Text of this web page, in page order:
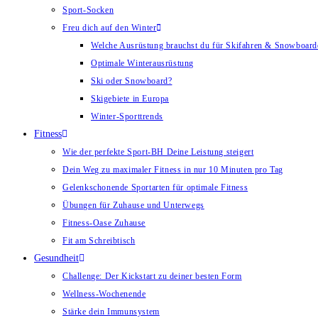
Sport-Socken
Freu dich auf den Winter
Welche Ausrüstung brauchst du für Skifahren &
Optimale Winterausrüstung
Ski oder Snowboard?
Skigebiete in Europa
Winter-Sporttrends
Fitness
Wie der perfekte Sport-BH Deine Leistung steigert
Dein Weg zu maximaler Fitness in nur 10 Minuten pro Tag
Gelenkschonende Sportarten für optimale Fitness
Übungen für Zuhause und Unterwegs
Fitness-Oase Zuhause
Fit am Schreibtisch
Gesundheit
Challenge: Der Kickstart zu deiner besten Form
Wellness-Wochenende
Stärke dein Immunsystem